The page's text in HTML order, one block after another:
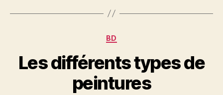
Catégories
BD
Les différents types de
peintures